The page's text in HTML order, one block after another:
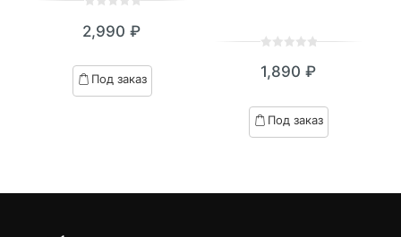
out
based
on
2,990 ₽
Под заказ
out
based
on
1,890 ₽
Под заказ